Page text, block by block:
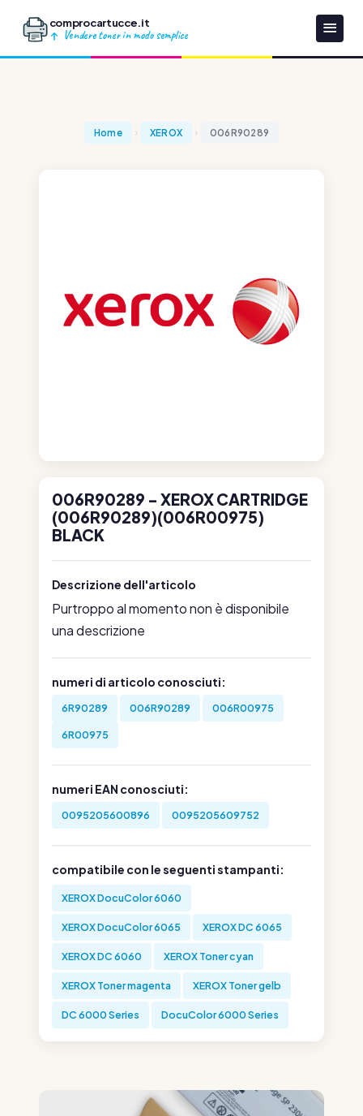
comprocartucce.it
Vendere toner in modo semplice
Home XEROX 006R90289
006R90289 - XEROX CARTRIDGE
(006R90289)(006R00975)
BLACK
Descrizione dell'articolo
Purtroppo al momento non è disponibile
una descrizione
numeri di articolo conosciuti:
6R90289 006R90289 006R00975
6R00975
numeri EAN conosciuti:
0095205600896 0095205609752
compatibile con le seguenti stampanti:
XEROX DocuColor 6060
XEROX DocuColor 6065 XEROX DC 6065
XEROX DC 6060 XEROX Toner cyan
XEROX Toner magenta XEROX Toner gelb
DC 6000 Series DocuColor 6000 Series